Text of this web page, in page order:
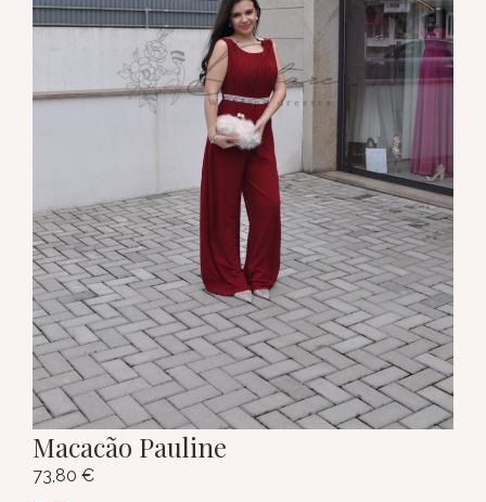
Macacão Pauline
73,80 €